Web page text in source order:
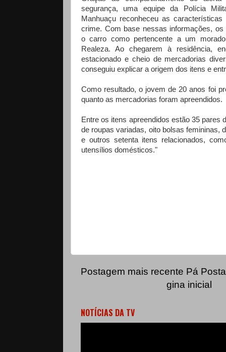
segurança, uma equipe da Polícia
Manhuaçu reconheceu as
crime. Com base nessas informações, os
o carro como pertencente a um
Realeza. Ao chegarem à residência,
estacionado e cheio de mercadorias
conseguiu explicar a origem dos itens e
Como resultado, o jovem de 20 anos foi
quanto as mercadorias foram apreendidos.
Entre os itens apreendidos estão 35 pares
de roupas variadas, oito bolsas femininas,
e outros setenta itens relacionados,
utensílios domésticos."
Postagem mais recente Pá
gina inicial
NOTÍCIAS DA TV